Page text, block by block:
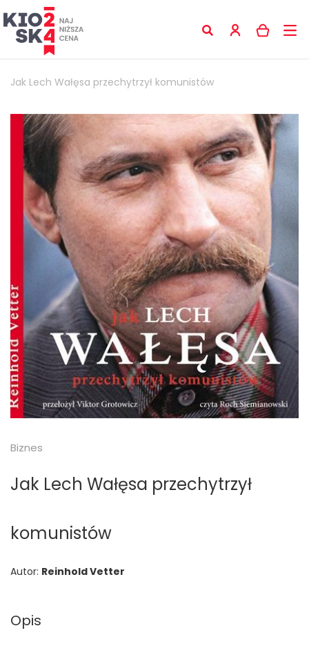
Jak Lech Wałęsa przechytrzył komunistów
Biznes
Jak Lech Wałęsa przechytrzył
komunistów
Autor: Reinhold Vetter
Opis